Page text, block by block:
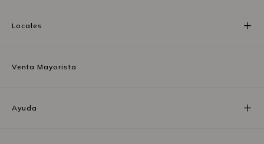
Locales
Venta Mayorista
Ayuda